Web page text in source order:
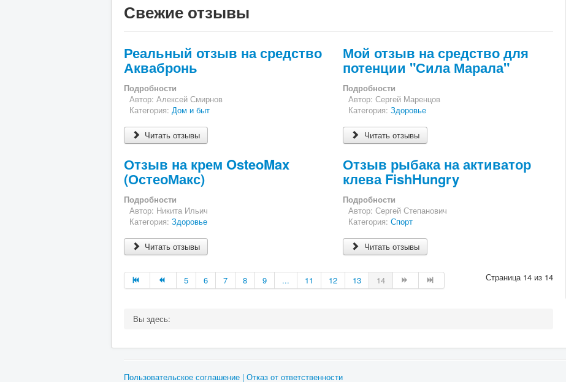
Свежие отзывы
Реальный отзыв на средство
Аквабронь
Подробности
Автор: Алексей Смирнов
Категория: Дом и быт
Читать отзывы
Мой отзыв на средство для
потенции "Сила Марала"
Подробности
Автор:Сергей Маренцов
Категория:Здоровье
Читать отзывы
Отзыв на крем OsteoMax
(ОстеоМакс)
Подробности
Автор: Никита Ильич
Категория: Здоровье
Читать отзывы
Отзыв рыбака на активатор
клева FishHungry
Подробности
Автор:Сергей Степанович
Категория:Спорт
Читать отзывы
Страница 14 из 14
5 6 7 8 9 ... 11 12 13 14
Вы здесь:
Пользовательское соглашение | Отказ от ответственности